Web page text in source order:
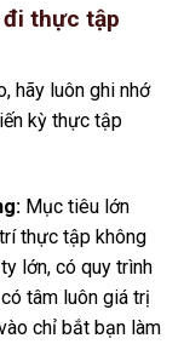
đi thực tập
hãy luôn ghi nhớ
kỳ thực tập
Mục tiêu lớn
thực tập không
lớn, có quy trình
tâm luôn giá trị
chỉ bắt bạn làm